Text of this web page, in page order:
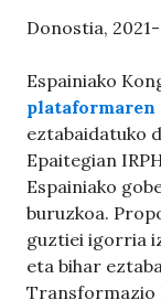
Donostia,
Espainiako
plataformaren
eztabaidatuko
Epaitegian
Espainiako
buruzkoa.
guztiei igorria
eta bihar
Transformazio